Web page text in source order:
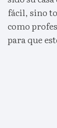
fácil, sino
como
para que